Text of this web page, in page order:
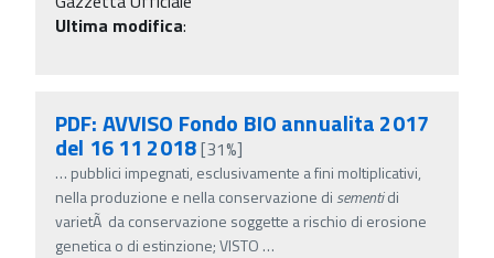
Ultima modifica:
PDF: AVVISO Fondo BIO annualita 2017
del 16 11 2018[31%]
… pubblici impegnati, esclusivamente a fini moltiplicativi,
nella produzione e nella conservazione di sementidi
varietÃ da conservazione soggette a rischio di erosione
genetica o di estinzione; VISTO …